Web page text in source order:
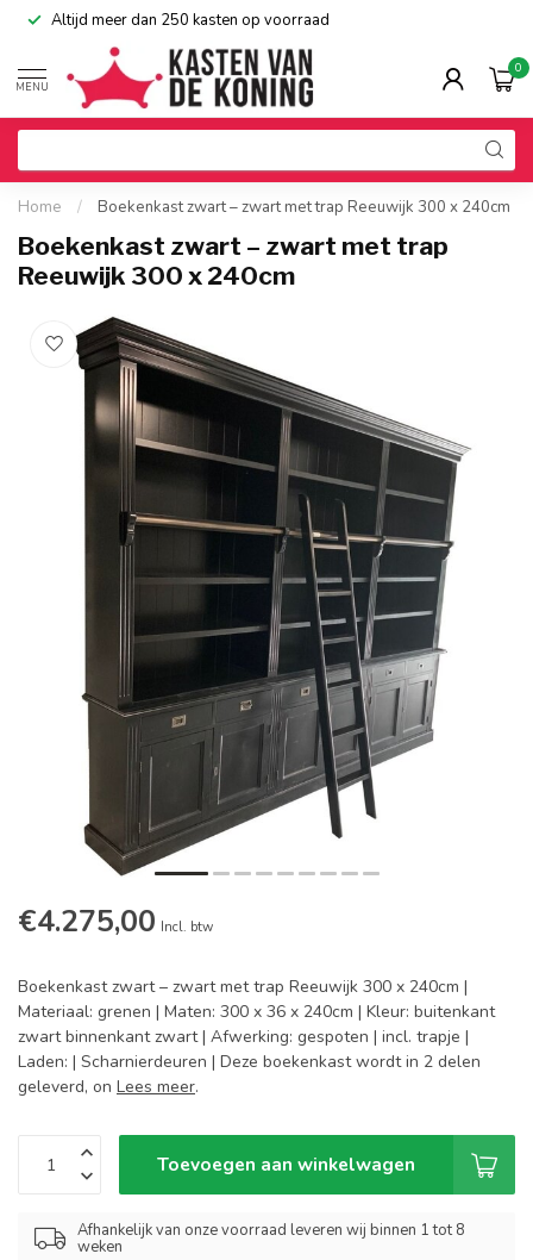
Altijd meer dan 250 kasten op voorraad
MENU
0
Home / Boekenkast zwart – zwart met trap Reeuwijk 300 x 240cm
Boekenkast zwart – zwart met trap
Reeuwijk 300 x 240cm
€4.275,00 Incl. btw
Boekenkast zwart – zwart met trap Reeuwijk 300 x 240cm |
Materiaal: grenen | Maten: 300 x 36 x 240cm | Kleur: buitenkant
zwart binnenkant zwart | Afwerking: gespoten | incl. trapje |
Laden: | Scharnierdeuren | Deze boekenkast wordt in 2 delen
geleverd, on Lees meer.
Toevoegen aan winkelwagen
Afhankelijk van onze voorraad leveren wij binnen 1 tot 8
weken